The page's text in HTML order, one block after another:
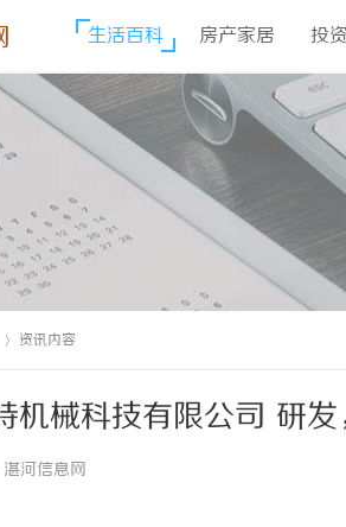
生活百科 房产家居 投
资讯内容
机械科技有限公司 研
河信息网